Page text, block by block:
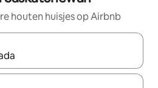
houten huisjes op Airbnb
zijn, maak je een keuze